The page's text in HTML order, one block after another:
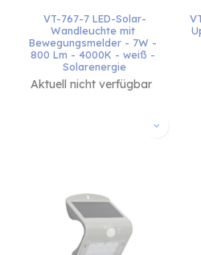
VT-767-7 LED-Solar-
Wandleuchte mit
Bewegungsmelder - 7W -
800 Lm - 4000K - weiß -
Solarenergie
Aktuell nicht verfügbar